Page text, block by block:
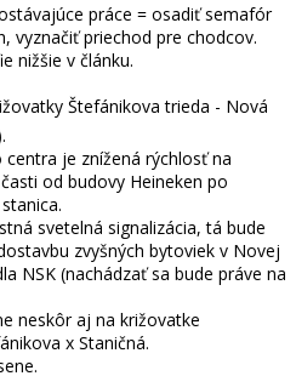
práce = osadiť semafór
vyznačiť priechod pre chodcov.
nižšie v článku.
Štefánikova trieda - Nová
je znížená rýchlosť na
od budovy Heineken po
svetelná signalizácia, tá bude
zvyšných bytoviek v Novej
NSK (nachádzať sa bude práve na
neskôr aj na križovatke
x Staničná.